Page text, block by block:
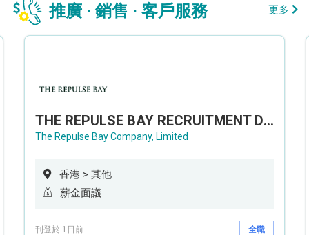
推廣 · 銷售 · 客戶服務 更多
THE REPULSE BAY RECRUITMENT DAY 淺水灣影灣園人才招聘會
The Repulse Bay Company, Limited
香港 > 其他
薪金面議
刊登於 1日前 全職